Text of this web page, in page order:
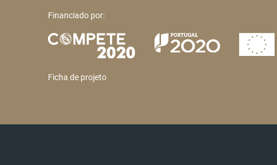
Financiado por:
Ficha de projeto